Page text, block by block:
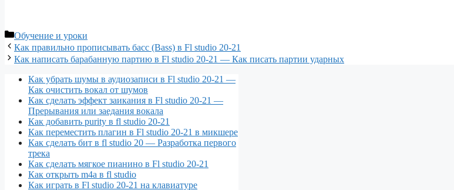
Рубрики
Обучение и уроки
Как правильно прописывать басс (Bass) в Fl studio 20-21
Как написать барабанную партию в Fl studio 20-21 — Как писать партии ударных
Как убрать шумы в аудиозаписи в Fl studio 20-21 —
Как очистить вокал от шумов
Как сделать эффект заикания в Fl studio 20-21 —
Прерывания или заедания вокала
Как добавить purity в fl studio 20-21
Как переместить плагин в Fl studio 20-21 в микшере
Как сделать бит в fl studio 20 — Разработка первого
трека
Как сделать мягкое пианино в Fl studio 20-21
Как открыть m4a в fl studio
Как играть в Fl studio 20-21 на клавиатуре